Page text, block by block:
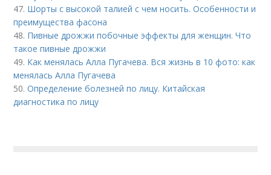
47. Шорты с высокой талией с чем носить. Особенности и
преимущества фасона
48. Пивные дрожжи побочные эффекты для женщин. Что
такое пивные дрожжи
49. Как менялась Алла Пугачева. Вся жизнь в 10 фото: как
менялась Алла Пугачева
50.Определение болезней по лицу. Китайская
диагностика по лицу